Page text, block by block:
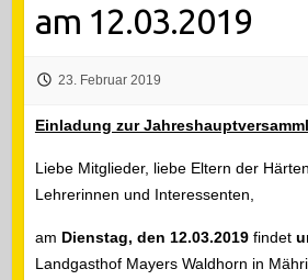
am 12.03.2019
23. Februar 2019
Einladung zur
Liebe Mitglieder, liebe Eltern der
Lehrerinnen und Interessenten,
am Dienstag, den 12.03.2019 findet
Landgasthof Mayers Waldhorn in